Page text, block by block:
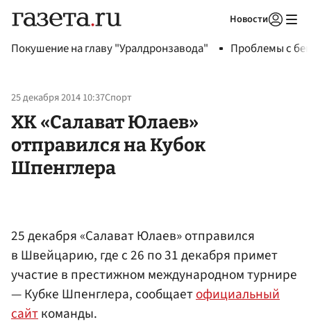
Новости
Покушение на главу "Уралдронзавода" Проблемы с
25 декабря 2014 10:37Спорт
ХК «Салават Юлаев»
отправился на Кубок
Шпенглера
25 декабря «Салават Юлаев» отправился
в Швейцарию, где с 26 по 31 декабря примет
участие в престижном международном турнире
— Кубке Шпенглера, сообщаетофициальный
сайткоманды.